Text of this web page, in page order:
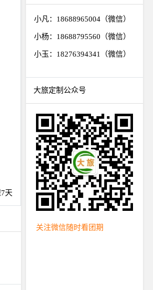
天
小凡：18688965004（微信）
小杨：18688795560（微信）
小玉：18276394341（微信）
大旅定制公众号
关注微信随时看团期